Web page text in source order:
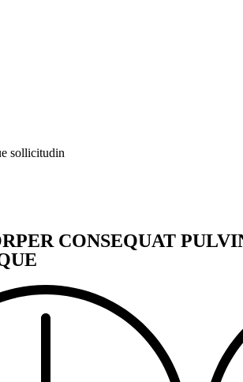
sollicitudin
CONSEQUAT